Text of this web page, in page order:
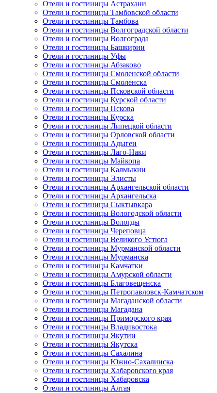
Отели и гостиницы Астрахани
Отели и гостиницы Тамбовской области
Отели и гостиницы Тамбова
Отели и гостиницы Волгоградской области
Отели и гостиницы Волгограда
Отели и гостиницы Башкирии
Отели и гостиницы Уфы
Отели и гостиницы Абзаково
Отели и гостиницы Смоленской области
Отели и гостиницы Смоленска
Отели и гостиницы Псковской области
Отели и гостиницы Курской области
Отели и гостиницы Пскова
Отели и гостиницы Курска
Отели и гостиницы Липецкой области
Отели и гостиницы Орловской области
Отели и гостиницы Адыгеи
Отели и гостиницы Лаго-Наки
Отели и гостиницы Майкопа
Отели и гостиницы Калмыкии
Отели и гостиницы Элисты
Отели и гостиницы Архангельской области
Отели и гостиницы Архангельска
Отели и гостиницы Сыктывкара
Отели и гостиницы Вологодской области
Отели и гостиницы Вологды
Отели и гостиницы Череповца
Отели и гостиницы Великого Устюга
Отели и гостиницы Мурманской области
Отели и гостиницы Мурманска
Отели и гостиницы Камчатки
Отели и гостиницы Амурской области
Отели и гостиницы Благовещенска
Отели и гостиницы Петропавловск-Камчатском
Отели и гостиницы Магаданской области
Отели и гостиницы Магадана
Отели и гостиницы Приморского края
Отели и гостиницы Владивостока
Отели и гостиницы Якутии
Отели и гостиницы Якутска
Отели и гостиницы Сахалина
Отели и гостиницы Южно-Сахалинска
Отели и гостиницы Хабаровского края
Отели и гостиницы Хабаровска
Отели и гостиницы Алтая